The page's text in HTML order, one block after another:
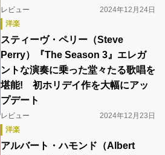
レビュー
2024年12月24日
洋楽
スティーヴ・ペリー（Steve
Perry）『The Season 3』エレガ
ントな演奏に乗った堂々たる歌唱を
堪能! 初ホリデイ作を大幅にアッ
プデート
レビュー
2024年12月23日
洋楽
アルバート・ハモンド（Albert